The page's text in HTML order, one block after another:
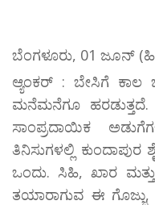
ಬೆಂಗಳೂರು, 01 ಜೂನ್
ಆ್ಯಂಕರ್ : ಬೇಸಿಗೆ ಕಾಲ
ಮನೆಮನೆಗೂ
ಸಾಂಪ್ರದಾಯಿಕ
ತಿನಿಸುಗಳಲ್ಲಿ
ಒಂದು. ಸಿಹಿ, ಖಾರ
ತಯಾರಾಗುವ ಈ